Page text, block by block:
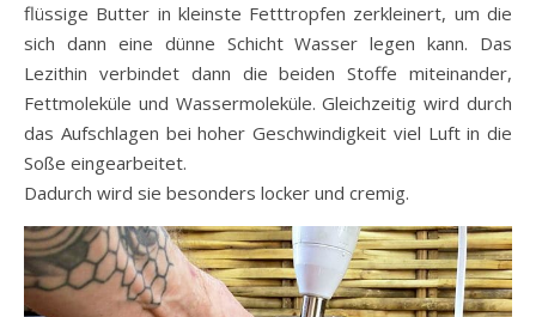
flüssige Butter in kleinste Fetttropfen zerkleinert, um die
sich dann eine dünne Schicht Wasser legen kann. Das
Lezithin verbindet dann die beiden Stoffe miteinander,
Fettmoleküle und Wassermoleküle. Gleichzeitig wird durch
das Aufschlagen bei hoher Geschwindigkeit viel Luft in die
Soße eingearbeitet.
Dadurch wird sie besonders locker und cremig.